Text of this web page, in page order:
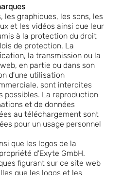
les graphiques, les sons, les
et les vidéos ainsi que leur
à la protection du droit
de protection. La
la transmission ou la
en partie ou dans son
d'une utilisation
sont interdites
possibles. La reproduction
et de données
au téléchargement sont
pour un usage personnel
que les logos de la
d'Exyte GmbH.
figurant sur ce site web
que les logos et les